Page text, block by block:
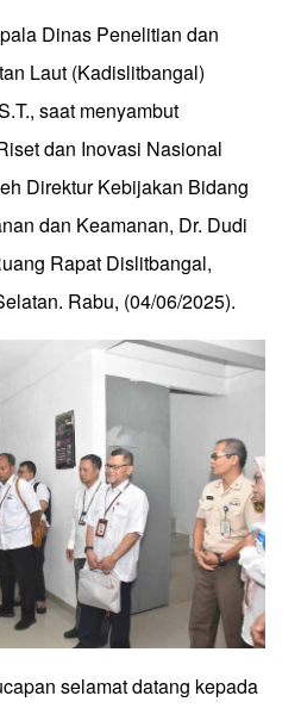
Dinas Penelitian dan
Laut (Kadislitbangal)
saat menyambut
dan Inovasi Nasional
Direktur Kebijakan Bidang
dan Keamanan, Dr. Dudi
Rapat Dislitbangal,
Rabu, (04/06/2025).
selamat datang kepada